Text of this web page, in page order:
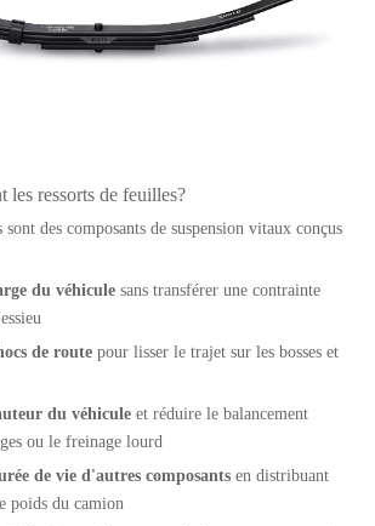
les ressorts de feuilles?
des composants de suspension vitaux conçus
du véhicule sans transférer une contrainte
de route pour lisser le trajet sur les bosses et
du véhicule et réduire le balancement
ou le freinage lourd
de vie d'autres composants en distribuant
poids du camion